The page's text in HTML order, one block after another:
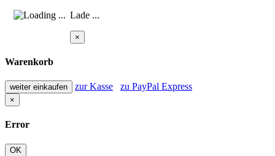
Lade ...
×
Warenkorb
weiter einkaufen zur Kasse zu PayPal Express
×
Error
OK